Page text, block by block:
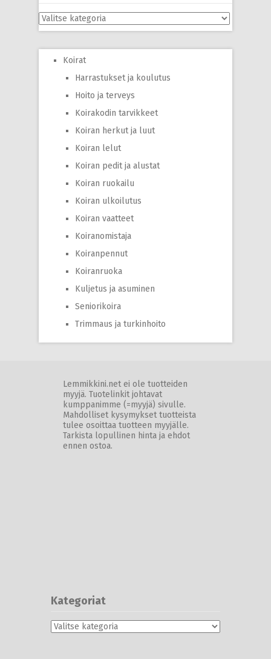
Kategoriat
Koirat
Harrastukset ja koulutus
Hoito ja terveys
Koirakodin tarvikkeet
Koiran herkut ja luut
Koiran lelut
Koiran pedit ja alustat
Koiran ruokailu
Koiran ulkoilutus
Koiran vaatteet
Koiranomistaja
Koiranpennut
Koiranruoka
Kuljetus ja asuminen
Seniorikoira
Trimmaus ja turkinhoito
Lemmikkini.net ei ole tuotteiden
myyjä. Tuotelinkit johtavat
kumppanimme (=myyjä) sivulle.
Mahdolliset kysymykset tuotteista
tulee osoittaa tuotteen myyjälle.
Tarkista lopullinen hinta ja ehdot
ennen ostoa.
Kategoriat
Kategoriat